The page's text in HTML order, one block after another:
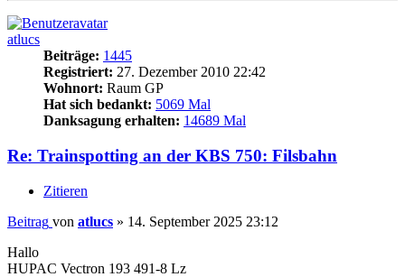
atlucs
Beiträge: 1445
Registriert: 27. Dezember 2010 22:42
Wohnort: Raum GP
Hat sich bedankt: 5069 Mal
Danksagung erhalten: 14689 Mal
Re: Trainspotting an der KBS 750: Filsbahn
Zitieren
Beitrag von atlucs » 14. September 2025 23:12
Hallo
HUPAC Vectron 193 491-8 Lz